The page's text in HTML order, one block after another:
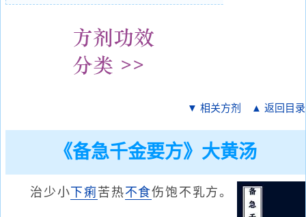
▼ 相关方剂 ▲ 返回目录
《备急千金要方》大黄汤
治少小 下痢 苦热不食伤饱不乳方。